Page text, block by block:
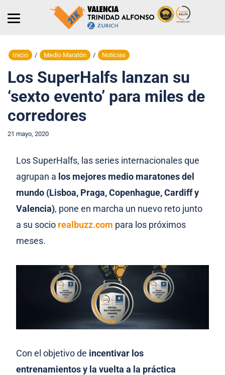
Inicio / Medio Maratón / Noticias
Los SuperHalfs lanzan su
‘sexto evento’ para miles de
corredores
21 mayo, 2020
Los SuperHalfs, las series internacionales que
agrupan a los mejores medio maratones del
mundo (Lisboa, Praga, Copenhague, Cardiff y
Valencia), pone en marcha un nuevo reto junto
a su socio realbuzz.com para los próximos
meses.
Con el objetivo de incentivar los
entrenamientos y la vuelta a la práctica